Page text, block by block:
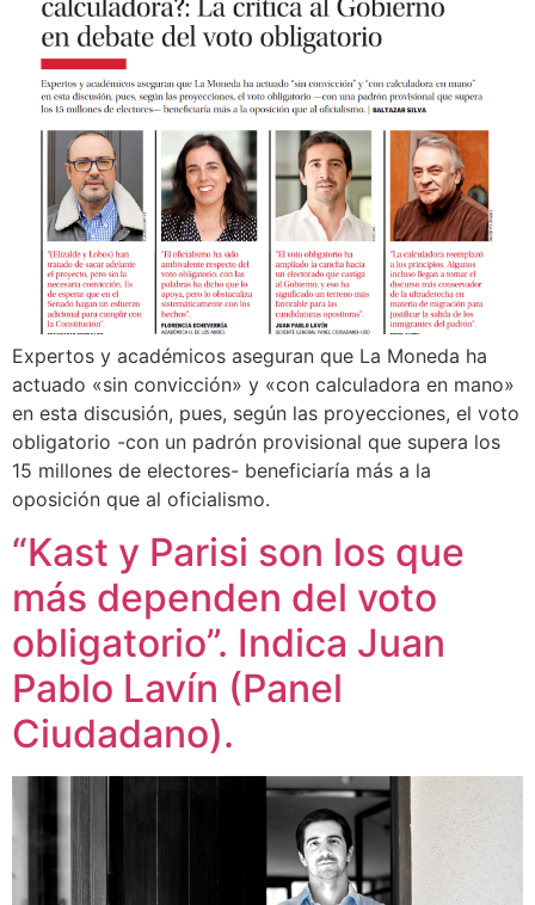
Expertos y académicos aseguran que La Moneda ha
actuado «sin convicción» y «con calculadora en mano»
en esta discusión, pues, según las proyecciones, el voto
obligatorio -con un padrón provisional que supera los
15 millones de electores- beneficiaría más a la
oposición que al oficialismo.
“Kast y Parisi son los que
más dependen del voto
obligatorio”. Indica Juan
Pablo Lavín (Panel
Ciudadano).